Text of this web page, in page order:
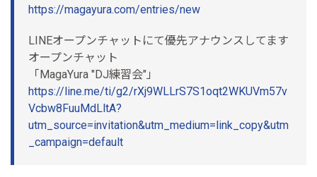
https://magayura.com/entries/new
LINEオープンチャットにて優先アナウンスしてます
オープンチャット
「MagaYura "DJ練習会"」
https://line.me/ti/g2/rXj9WLLrS7S1oqt2WKUVm57v
Vcbw8FuuMdLltA?
utm_source=invitation&utm_medium=link_copy&utm
_campaign=default